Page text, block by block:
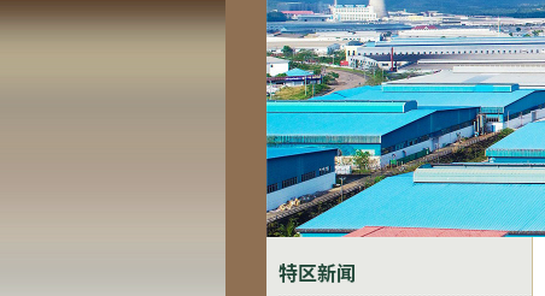
特区新闻